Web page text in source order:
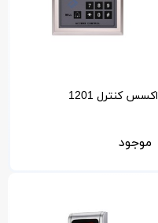
اکسس کنترل 1201
موجود